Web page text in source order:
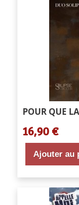
POUR QUE
16,90 €
Ajouter au